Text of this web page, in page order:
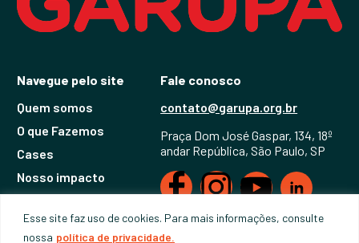
Esse site faz uso de cookies. Para mais informações, consulte
nossa política de privacidade.
Navegue pelo site
Quem somos
O que Fazemos
Cases
Nosso impacto
Fale conosco
contato@garupa.org.br
Praça Dom José Gaspar, 134, 18º
andar República, São Paulo, SP